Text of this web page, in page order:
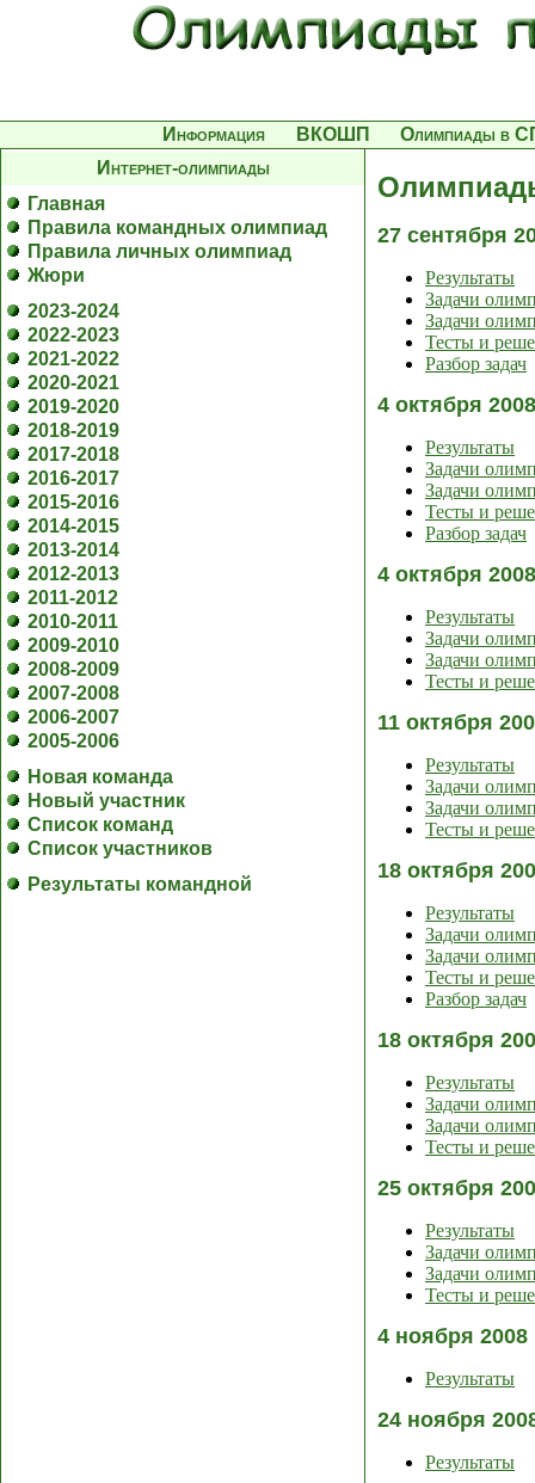
Информация ВКОШП
Олимпиады в
Интернет-олимпиады
Главная
Правила командных олимпиад
Правила личных олимпиад
Жюри
2023-2024
2022-2023
2021-2022
2020-2021
2019-2020
2018-2019
2017-2018
2016-2017
2015-2016
2014-2015
2013-2014
2012-2013
2011-2012
2010-2011
2009-2010
2008-2009
2007-2008
2006-2007
2005-2006
Новая команда
Новый участник
Список команд
Список участников
Результаты командной
27 сентября
Результаты
Задачи
Задачи
Тесты и
Разбор задач
4 октября
Результаты
Задачи
Задачи
Тесты и
Разбор задач
4 октября
Результаты
Задачи
Задачи
Тесты и
11 октября
Результаты
Задачи
Задачи
Тесты и
18 октября
Результаты
Задачи
Задачи
Тесты и
Разбор задач
18 октября
Результаты
Задачи
Задачи
Тесты и
25 октября
Результаты
Задачи
Задачи
Тесты и
4 ноября
Результаты
24 ноября
Результаты